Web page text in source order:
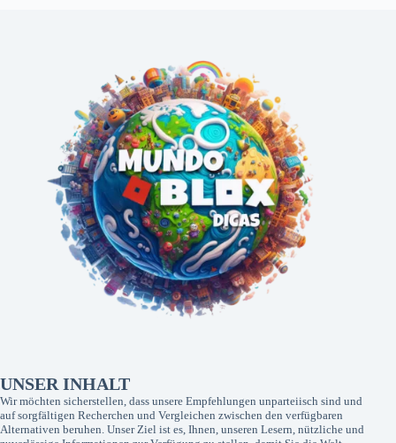
UNSER INHALT
Wir möchten sicherstellen, dass unsere Empfehlungen unparteiisch sind und
auf sorgfältigen Recherchen und Vergleichen zwischen den verfügbaren
Alternativen beruhen. Unser Ziel ist es, Ihnen, unseren Lesern, nützliche und